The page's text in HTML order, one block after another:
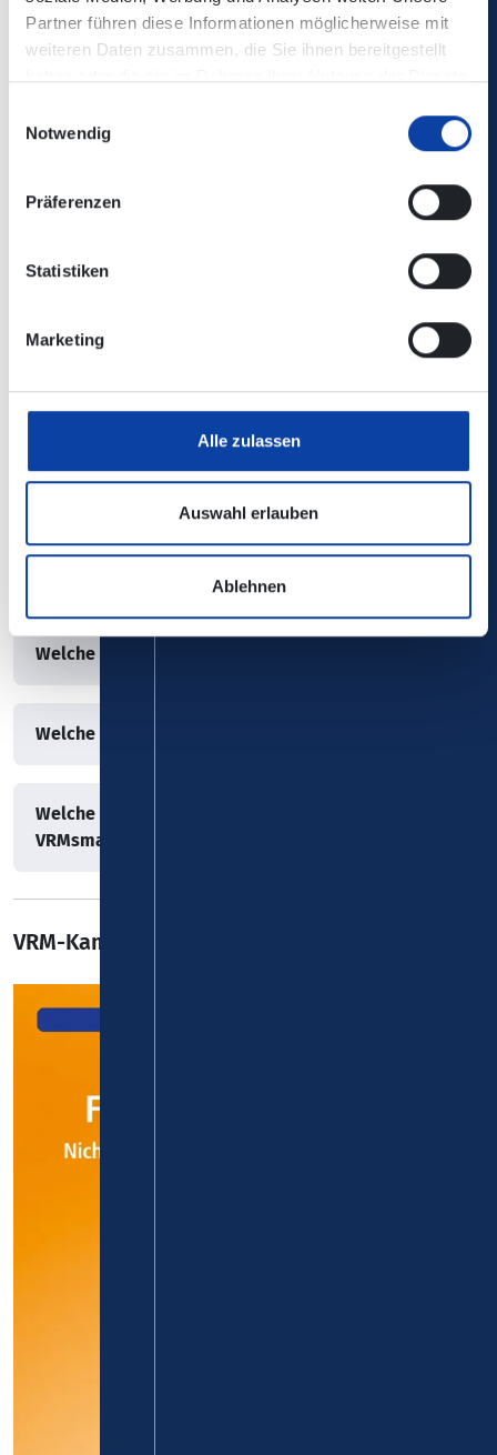
Partner führen diese Informationen möglicherweise mit
weiteren Daten zusammen, die Sie ihnen bereitgestellt
Notwendig
Präferenzen
Statistiken
Marketing
Alle zulassen
Auswahl erlauben
Ablehnen
Wo kann der Fahrtpreis eingesehen werden?
Wie kann ich mich vorab über den Preis meiner
Reise erkundigen?
werden?
Wie können Mitreisende hinzugefügt werden?
Was ist, wenn mehrere Reisen am selben Tag
Welche Zahlungsmittel werden akzeptiert?
Welche Sprachen unterstützt die FAIRTIQ-App?
Welche Daten werden bei der Nutzung von
VRMsmart verarbeitet?
VRM-Kampagne zum VRMsmart 2026